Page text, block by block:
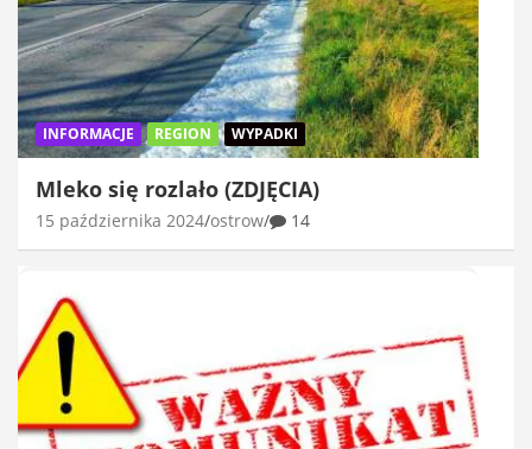
INFORMACJE REGION WYPADKI
Mleko się rozlało (ZDJĘCIA)
15 października 2024 ostrow 14